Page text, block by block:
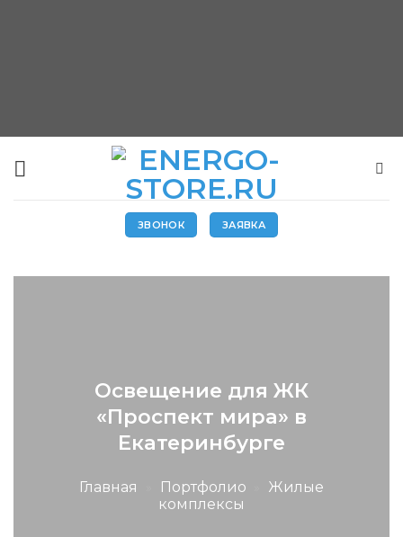
ЗВОНОК ЗАЯВКА
Освещение для ЖК
«Проспект мира» в
Екатеринбурге
Главная Портфолио
Жилые
комплексы